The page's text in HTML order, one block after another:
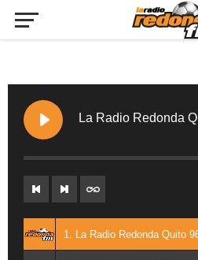
La Radio Redonda
1. La Radio Redonda Quito